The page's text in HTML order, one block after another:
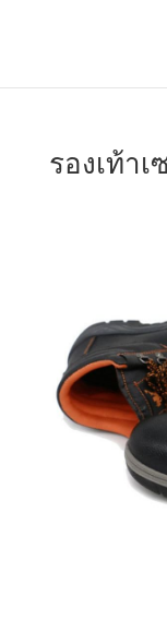
รองเท้า